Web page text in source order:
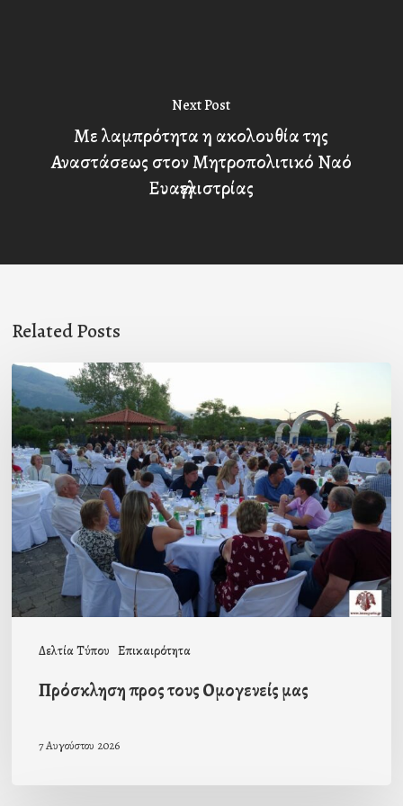
Next Post
Με λαμπρότητα η ακολουθία της
Αναστάσεως στον Μητροπολιτικό Ναό
Ευαγγελιστρίας
Related Posts
Δελτία Τύπου Επικαιρότητα
Πρόσκληση
προς
τους
Ομογενείς
μας
Πρόσκληση προς τους Ομογενείς μας
7 Αυγούστου 2026